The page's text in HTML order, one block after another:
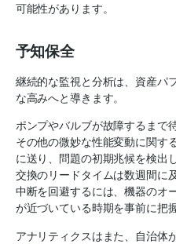
可能性があります。
予知保全
継続的な監視と分析は、資産パ
な高みへと導きます。
ポンプやバルブが故障するまで
その他の微妙な性能変動に関す
に送り、問題の初期兆候を検出
交換のリードタイムは数週間に
中断を回避するには、機器のオ
が近づいている時期を事前に把
アナリティクスはまた、自治体